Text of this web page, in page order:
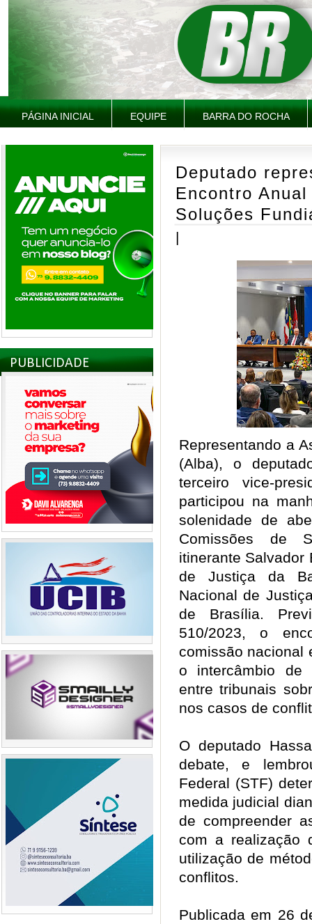
PÁGINA INICIAL EQUIPE BARRA DO ROCHA
PUBLICIDADE
Deputado
Encontro
Soluções
|
Representando a
(Alba), o
terceiro vice-
participou na
solenidade de
Comissões de
itinerante Salvador
de Justiça da
Nacional de
de Brasília.
510/2023, o
comissão nacional
o intercâmbio de
entre tribunais
nos casos de
O deputado
debate, e
Federal (STF)
medida judicial
de compreender
com a realização
utilização de
conflitos.
Publicada em 26